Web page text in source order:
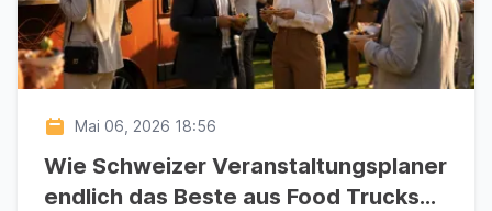
Mai 06, 2026 18:56
Wie Schweizer Veranstaltungsplaner
endlich das Beste aus Food Trucks